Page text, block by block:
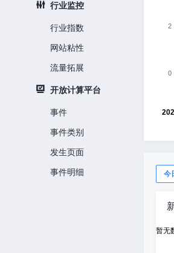
行业监控
行业指数
网站粘性
流量拓展
开放计算平台
事件
事件类别
发生页面
事件明细
0
2
今
暂无